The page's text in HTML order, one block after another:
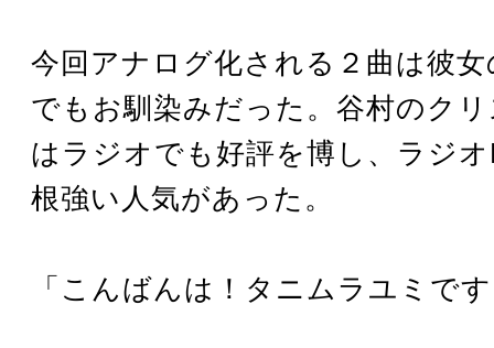
今回アナログ化される２曲は彼
でもお馴染みだった。谷村のク
はラジオでも好評を博し、ラジ
根強い人気があった。
「こんばんは！タニムラユミで